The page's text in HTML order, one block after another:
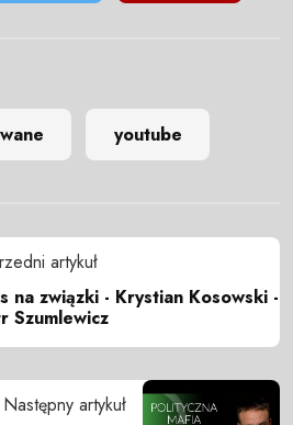
youtube
artykuł
na związki - Krystian Kosowski -
Szumlewicz
Następny artykuł